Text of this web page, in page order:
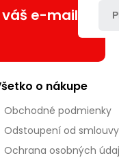
e-mail
o nákupe
Obchodné podmienky
Odstoupení od smlouvy
Ochrana osobných